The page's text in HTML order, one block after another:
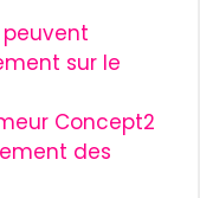
sur le
Concept2
des